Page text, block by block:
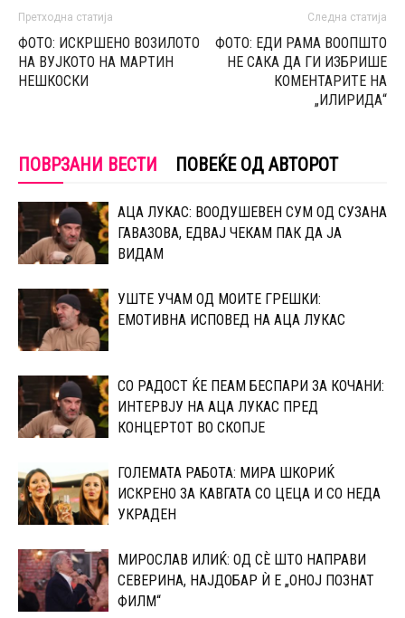
Претходна статија
ФОТО: ИСКРШЕНО ВОЗИЛОТО
НА ВУЈКОТО НА МАРТИН
НЕШКОСКИ
Следна статија
ФОТО: ЕДИ РАМА ВООПШТО
НЕ САКА ДА ГИ ИЗБРИШЕ
КОМЕНТАРИТЕ НА
„ИЛИРИДА“
ПОВРЗАНИ ВЕСТИ ПОВЕЌЕ ОД АВТОРОТ
АЦА ЛУКАС: ВООДУШЕВЕН СУМ ОД СУЗАНА
ГАВАЗОВА, ЕДВАЈ ЧЕКАМ ПАК ДА ЈА
ВИДАМ
УШТЕ УЧАМ ОД МОИТЕ ГРЕШКИ:
ЕМОТИВНА ИСПОВЕД НА АЦА ЛУКАС
СО РАДОСТ ЌЕ ПЕАМ БЕСПАРИ ЗА КОЧАНИ:
ИНТЕРВЈУ НА АЦА ЛУКАС ПРЕД
КОНЦЕРТОТ ВО СКОПЈЕ
ГОЛЕМАТА РАБОТА: МИРА ШКОРИЌ
ИСКРЕНО ЗА КАВГАТА СО ЦЕЦА И СО НЕДА
УКРАДЕН
МИРОСЛАВ ИЛИЌ: ОД СÈ ШТО НАПРАВИ
СЕВЕРИНА, НАЈДОБАР Ѝ Е „ОНОЈ ПОЗНАТ
ФИЛМ“